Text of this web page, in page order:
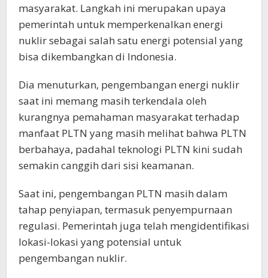
masyarakat. Langkah ini merupakan upaya
pemerintah untuk memperkenalkan energi
nuklir sebagai salah satu energi potensial yang
bisa dikembangkan di Indonesia.
Dia menuturkan, pengembangan energi nuklir
saat ini memang masih terkendala oleh
kurangnya pemahaman masyarakat terhadap
manfaat PLTN yang masih melihat bahwa PLTN
berbahaya, padahal teknologi PLTN kini sudah
semakin canggih dari sisi keamanan.
Saat ini, pengembangan PLTN masih dalam
tahap penyiapan, termasuk penyempurnaan
regulasi. Pemerintah juga telah mengidentifikasi
lokasi-lokasi yang potensial untuk
pengembangan nuklir.